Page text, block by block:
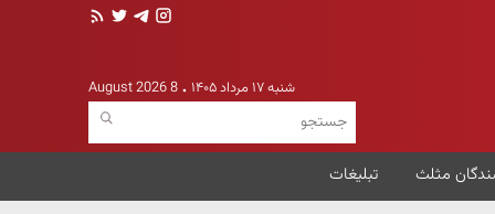
شنبه ۱۷ مرداد ۱۴۰۵ 8 August 2026
مثلث تبلیغات